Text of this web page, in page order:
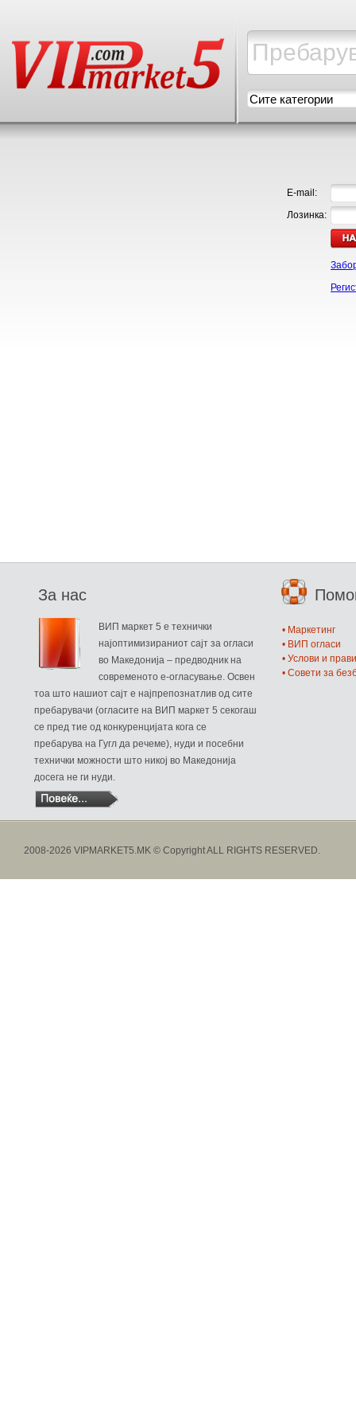
Сите категории
E-mail:
Лозинка:
За нас
ВИП маркет 5 е технички
најоптимизираниот сајт за огласи
во Македонија – предводник на
современото е-огласување. Освен
тоа што нашиот сајт е најпрепознатлив од сите
пребарувачи (огласите на ВИП маркет 5 секогаш
се пред тие од конкуренцијата кога се
пребарува на Гугл да речеме), нуди и посебни
технички можности што никој во Македонија
досега не ги нуди.
• Маркетинг
• ВИП огласи
• Услови и
• Совети за
2008-2026 VIPMARKET5.MK © Copyright ALL RIGHTS RESERVED.